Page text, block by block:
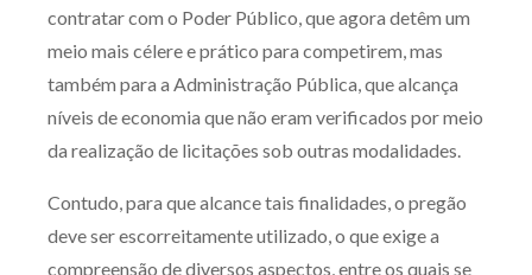
contratar com o Poder Público, que agora detêm um
meio mais célere e prático para competirem, mas
também para a Administração Pública, que alcança
níveis de economia que não eram verificados por meio
da realização de licitações sob outras modalidades.
Contudo, para que alcance tais finalidades, o pregão
deve ser escorreitamente utilizado, o que exige a
compreensão de diversos aspectos, entre os quais se